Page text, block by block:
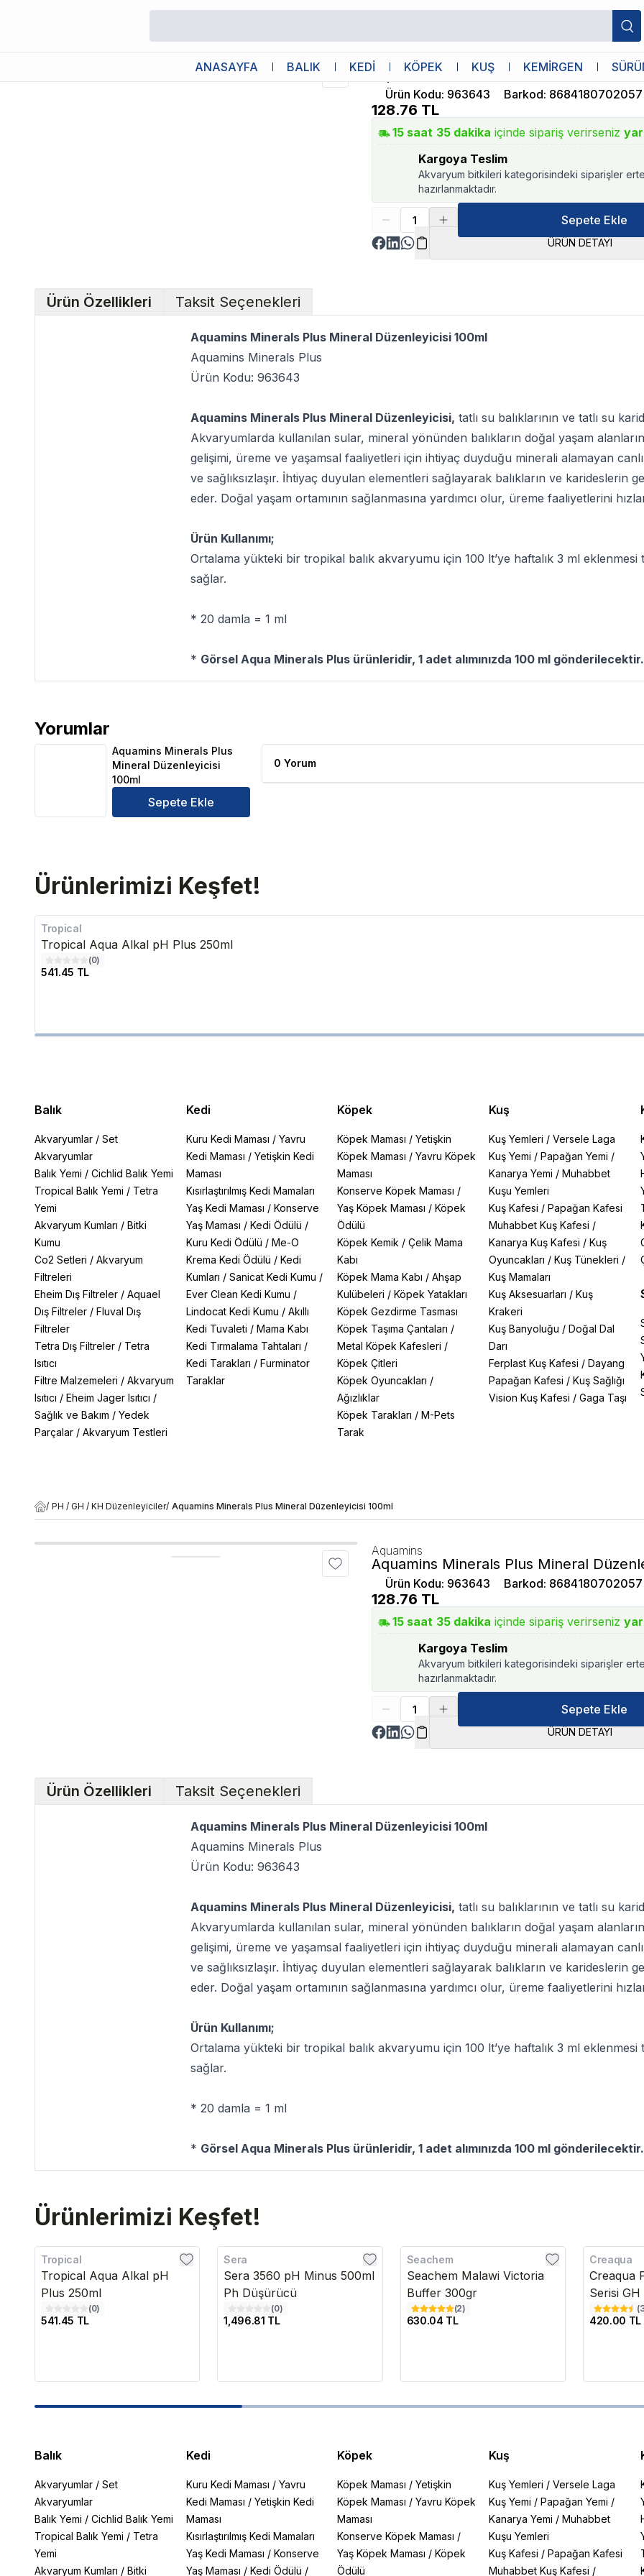
ANASAYFA BALIK KEDİ KÖPEK KUŞ KEMİRGEN
Aquamins
Aquamins Minerals Plus Mineral
Ürün Kodu: 963643 Barkod: 8684180702057
128.76 TL
15 saat 35 dakika içinde sipariş verirseniz
Kargoya Teslim
Akvaryum bitkileri kategorisindeki siparişler
hazırlanmaktadır.
Sepete Ekle
ÜRÜN DETAYI
Ürün Özellikleri Taksit Seçenekleri
Aquamins Minerals Plus Mineral Düzenleyicisi 100ml
Aquamins Minerals Plus
Ürün Kodu: 963643
Aquamins Minerals Plus Mineral Düzenleyicisi, tatlı su balıklarının ve tatlı su
Akvaryumlarda kullanılan sular, mineral yönünden balıkların doğal yaşam
gelişimi, üreme ve yaşamsal faaliyetleri için ihtiyaç duyduğu minerali alamayan
ve sağlıksızlaşır. İhtiyaç duyulan elementleri sağlayarak balıkların ve karideslerin
eder. Doğal yaşam ortamının sağlanmasına yardımcı olur, üreme faaliyetlerini
Ürün Kullanımı;
Ortalama yükteki bir tropikal balık akvaryumu için 100 lt’ye haftalık 3 ml
sağlar.
* 20 damla = 1 ml
* Görsel Aqua Minerals Plus ürünleridir, 1 adet alımınızda 100 ml gönderilecektir.
Yorumlar
Aquamins Minerals Plus Mineral Düzenleyicisi 100ml Ürün Yorumları
Aquamins Minerals Plus
Mineral Düzenleyicisi
100ml
Sepete Ekle
0 Yorum
Ürünlerimizi Keşfet!
Tropical
Tropical Aqua Alkal pH Plus 250ml
(0)
541.45 TL
Balık
Akvaryumlar / Set
Akvaryumlar
Balık Yemi / Cichlid Balık Yemi
Tropical Balık Yemi / Tetra
Yemi
Akvaryum Kumları / Bitki
Kumu
Co2 Setleri / Akvaryum
Filtreleri
Eheim Dış Filtreler / Aquael
Dış Filtreler / Fluval Dış
Filtreler
Tetra Dış Filtreler / Tetra
Isıtıcı
Filtre Malzemeleri / Akvaryum
Isıtıcı / Eheim Jager Isıtıcı /
Sağlık ve Bakım / Yedek
Parçalar / Akvaryum Testleri
Kedi
Kuru Kedi Maması / Yavru
Kedi Maması / Yetişkin Kedi
Maması
Kısırlaştırılmış Kedi Mamaları
Yaş Kedi Maması / Konserve
Yaş Maması / Kedi Ödülü /
Kuru Kedi Ödülü / Me-O
Krema Kedi Ödülü / Kedi
Kumları / Sanicat Kedi Kumu /
Ever Clean Kedi Kumu /
Lindocat Kedi Kumu / Akıllı
Kedi Tuvaleti / Mama Kabı
Kedi Tırmalama Tahtaları /
Kedi Tarakları / Furminator
Taraklar
Köpek
Köpek Maması /Yetişkin
Köpek Maması /Yavru Köpek
Maması
Konserve Köpek Maması /
Yaş Köpek Maması /Köpek
Ödülü
Köpek Kemik /Çelik Mama
Kabı
Köpek Mama Kabı /Ahşap
Kulübeleri /Köpek Yatakları
Köpek Gezdirme Tasması
Köpek Taşıma Çantaları /
Metal Köpek Kafesleri /
Köpek Çitleri
Köpek Oyuncakları /
Ağızlıklar
Köpek Tarakları /M-Pets
Tarak
Kuş
Kuş Yemleri / Versele Laga
Kuş Yemi / Papağan Yemi /
Kanarya Yemi / Muhabbet
Kuşu Yemleri
Kuş Kafesi / Papağan Kafesi
Muhabbet Kuş Kafesi /
Kanarya Kuş Kafesi / Kuş
Oyuncakları / Kuş Tünekleri /
Kuş Mamaları
Kuş Aksesuarları / Kuş
Krakeri
Kuş Banyoluğu / Doğal Dal
Darı
Ferplast Kuş Kafesi / Dayang
Papağan Kafesi / Kuş Sağlığı
Vision Kuş Kafesi / Gaga Taşı
/ PH / GH / KH Düzenleyiciler/ Aquamins Minerals Plus Mineral Düzenleyicisi 100ml
Aquamins
Aquamins Minerals Plus Mineral
Ürün Kodu: 963643 Barkod: 8684180702057
128.76 TL
15 saat 35 dakika içinde sipariş verirseniz
Kargoya Teslim
Akvaryum bitkileri kategorisindeki siparişler
hazırlanmaktadır.
Sepete Ekle
ÜRÜN DETAYI
Ürün Özellikleri Taksit Seçenekleri
Aquamins Minerals Plus Mineral Düzenleyicisi 100ml
Aquamins Minerals Plus
Ürün Kodu: 963643
Aquamins Minerals Plus Mineral Düzenleyicisi, tatlı su balıklarının ve tatlı su
Akvaryumlarda kullanılan sular, mineral yönünden balıkların doğal yaşam
gelişimi, üreme ve yaşamsal faaliyetleri için ihtiyaç duyduğu minerali alamayan
ve sağlıksızlaşır. İhtiyaç duyulan elementleri sağlayarak balıkların ve karideslerin
eder. Doğal yaşam ortamının sağlanmasına yardımcı olur, üreme faaliyetlerini
Ürün Kullanımı;
Ortalama yükteki bir tropikal balık akvaryumu için 100 lt’ye haftalık 3 ml
sağlar.
* 20 damla = 1 ml
* Görsel Aqua Minerals Plus ürünleridir, 1 adet alımınızda 100 ml gönderilecektir.
Ürünlerimizi Keşfet!
Tropical
Tropical Aqua Alkal pH
Plus 250ml
(0)
541.45 TL
Sera
Sera 3560 pH Minus 500ml
Ph Düşürücü
(0)
1,496.81 TL
Seachem
Seachem Malawi Victoria
Buffer 300gr
(2)
630.04 TL
Creaqua
Creaqua
Serisi
(
420.00 TL
Balık
Akvaryumlar / Set
Akvaryumlar
Balık Yemi / Cichlid Balık Yemi
Tropical Balık Yemi / Tetra
Yemi
Akvaryum Kumları / Bitki
Kedi
Kuru Kedi Maması / Yavru
Kedi Maması / Yetişkin Kedi
Maması
Kısırlaştırılmış Kedi Mamaları
Yaş Kedi Maması / Konserve
Yaş Maması / Kedi Ödülü /
Köpek
Köpek Maması /Yetişkin
Köpek Maması /Yavru Köpek
Maması
Konserve Köpek Maması /
Yaş Köpek Maması /Köpek
Ödülü
Kuş
Kuş Yemleri / Versele Laga
Kuş Yemi / Papağan Yemi /
Kanarya Yemi / Muhabbet
Kuşu Yemleri
Kuş Kafesi / Papağan Kafesi
Muhabbet Kuş Kafesi /